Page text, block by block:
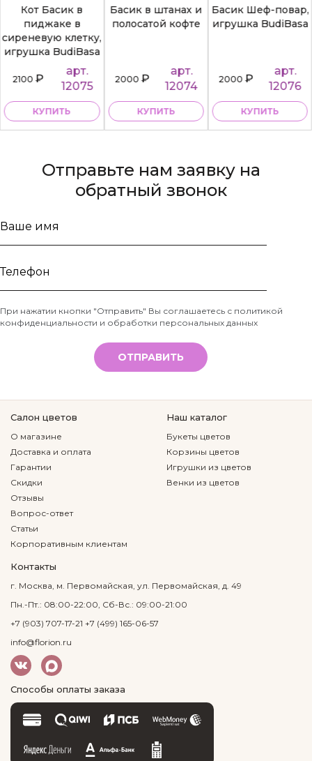
Кот Басик в
пиджаке в
сиреневую клетку,
игрушка BudiBasa
2100₽
арт.
12075
КУПИТЬ
Басик в штанах и
полосатой кофте
2000₽
арт.
12074
КУПИТЬ
Басик Шеф-повар,
игрушка BudiBasa
2000₽
арт.
12076
КУПИТЬ
Отправьте нам заявку на
обратный звонок
Ваше
Телефон
*
При нажатии кнопки "Отправить" Вы соглашаетесь с политикой
конфиденциальности и обработки персональных данных
ОТПРАВИТЬ
Салон цветов
О магазине
Доставка и оплата
Гарантии
Скидки
Отзывы
Вопрос-ответ
Статьи
Корпоративным клиентам
Наш каталог
Букеты цветов
Корзины цветов
Игрушки из цветов
Венки из цветов
Контакты
г. Москва, м. Первомайская, ул. Первомайская, д. 49
Пн.-Пт.: 08:00-22:00, Сб-Вс.: 09:00-21:00
+7 (903) 707-17-21 +7 (499) 165-06-57
info@florion.ru
Способы оплаты заказа